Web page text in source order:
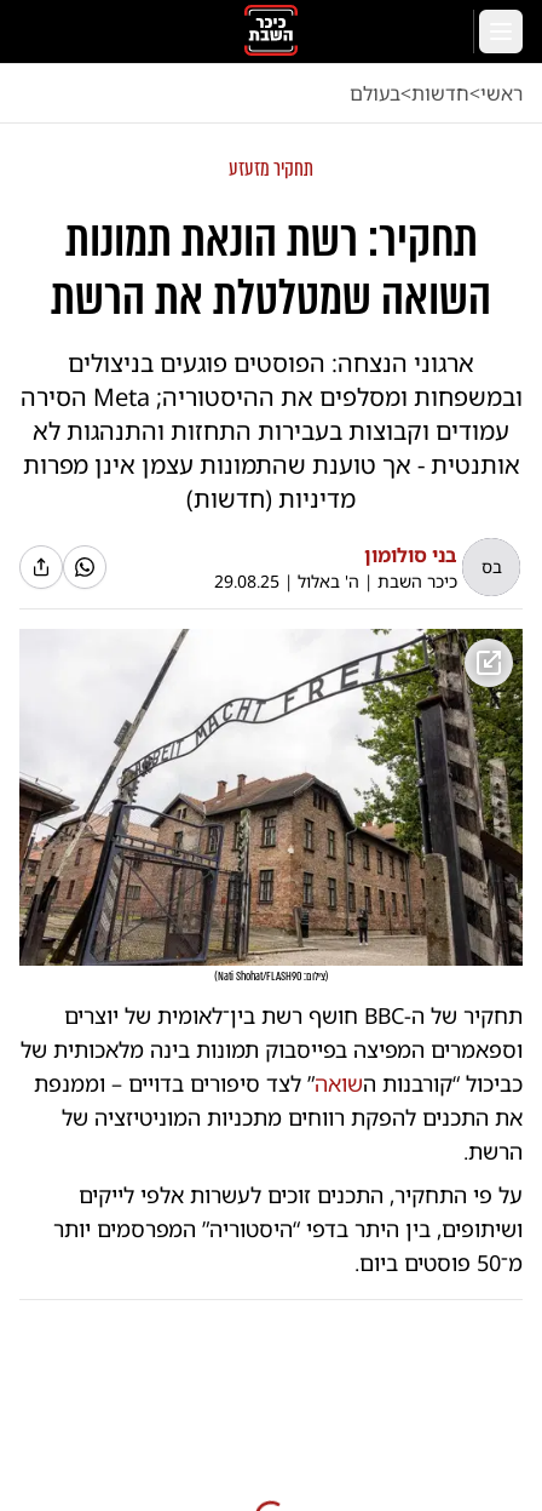
דלג לתוכן הראשי
ראשי<חדשות<בעולם
תחקיר מזעזע
תחקיר: רשת הונאת תמונות
השואה שמטלטלת את הרשת
ארגוני הנצחה: הפוסטים פוגעים בניצולים
ובמשפחות ומסלפים את ההיסטוריה; Meta הסירה
עמודים וקבוצות בעבירות התחזות והתנהגות לא
אותנטית - אך טוענת שהתמונות עצמן אינן מפרות
מדיניות (חדשות)
בס בני סולומון
כיכר השבת | ה' באלול |
29.08.25
(צילום: Nati Shohat/FLASH90 )
תחקיר של ה-BBC חושף רשת בין־לאומית של יוצרים
וספאמרים המפיצה בפייסבוק תמונות בינה מלאכותית של
כביכול “קורבנות השואה” לצד סיפורים בדויים – וממנפת
את התכנים להפקת רווחים מתכניות המוניטיזציה של
הרשת.
על פי התחקיר, התכנים זוכים לעשרות אלפי לייקים
ושיתופים, בין היתר בדפי “היסטוריה” המפרסמים יותר
מ־50 פוסטים ביום.